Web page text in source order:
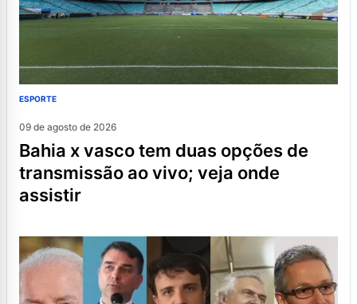
ESPORTE
09 de agosto de 2026
bahia x vasco tem duas opções de
transmissão ao vivo; veja onde
assistir